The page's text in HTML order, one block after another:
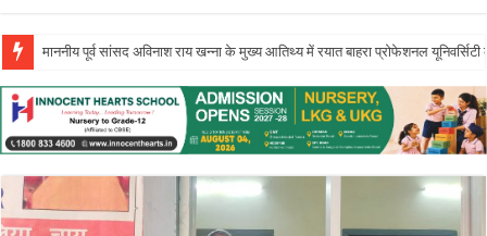
इन्नोसेंट हार्ट्स स्कूल में ‘दिशा – एन इनिशिएटिव’ के तहत आयोजित एंटरप्रेन्योरशिप सेमिनार